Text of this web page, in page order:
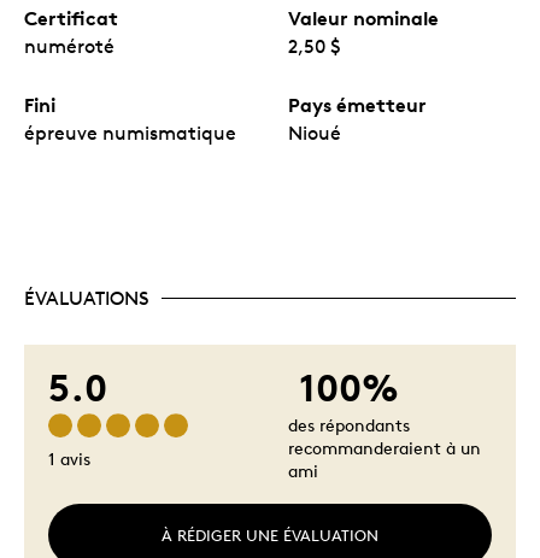
Certificat
numéroté
Valeur nominale
2,50 $
Fini
épreuve numismatique
Pays émetteur
Nioué
ÉVALUATIONS
5.0
1 avis
À RÉDIGER UNE ÉVALUATION
100%
des répondants
recommanderaient à un
ami